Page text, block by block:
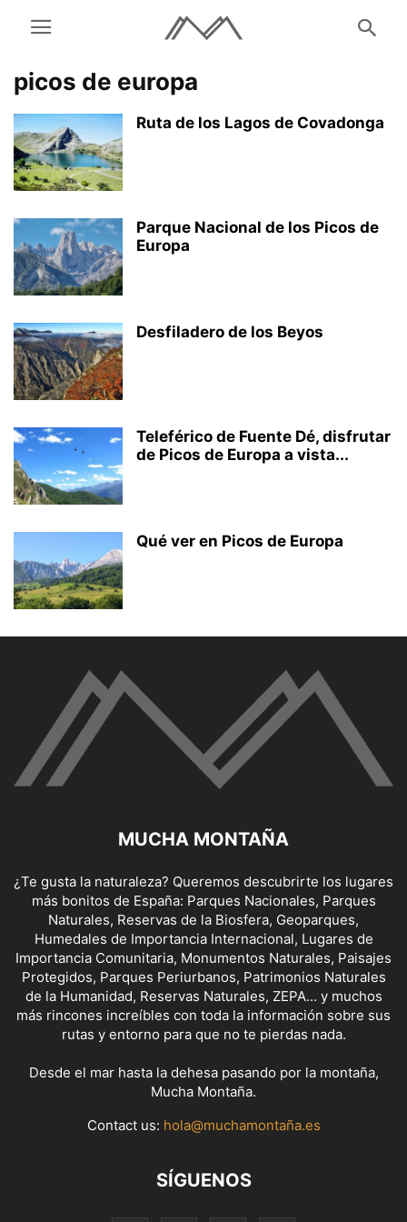
picos de europa
Ruta de los Lagos de Covadonga
Parque Nacional de los Picos de
Europa
Desfiladero de los Beyos
Teleférico de Fuente Dé, disfrutar
de Picos de Europa a vista...
Qué ver en Picos de Europa
MUCHA MONTAÑA
¿Te gusta la naturaleza? Queremos descubrirte los lugares
más bonitos de España: Parques Nacionales, Parques
Naturales, Reservas de la Biosfera, Geoparques,
Humedales de Importancia Internacional, Lugares de
Importancia Comunitaria, Monumentos Naturales, Paisajes
Protegidos, Parques Periurbanos, Patrimonios Naturales
de la Humanidad, Reservas Naturales, ZEPA... y muchos
más rincones increíbles con toda la información sobre sus
rutas y entorno para que no te pierdas nada.
Desde el mar hasta la dehesa pasando por la montaña,
Mucha Montaña.
Contact us: hola@muchamontaña.es
SÍGUENOS